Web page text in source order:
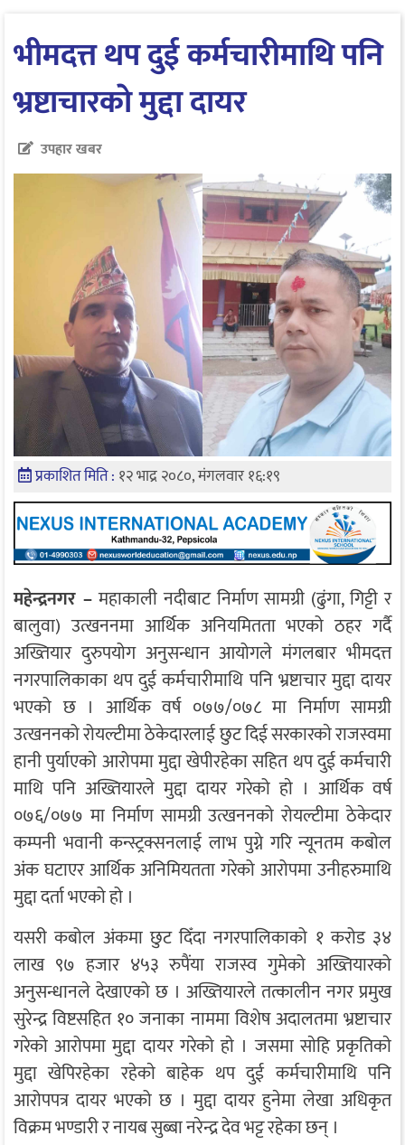
भीमदत्त थप दुई कर्मचारीमाथि पनि
भ्रष्टाचारकाे मुद्दा दायर
उपहार खबर
प्रकाशित मिति : १२ भाद्र २०८०, मंगलवार १६:१९
महेन्द्रनगर –महाकाली नदीबाट निर्माण सामग्री (ढुंगा, गिट्टी र
बालुवा) उत्खननमा आर्थिक अनियमितता भएको ठहर गर्दै
अख्तियार दुरुपयोग अनुसन्धान आयोगले मंगलबार भीमदत्त
नगरपालिकाका थप दुई कर्मचारीमाथि पनि भ्रष्टाचार मुद्दा दायर
भएको छ । आर्थिक वर्ष ०७७/०७८ मा निर्माण सामग्री
उत्खननको रोयल्टीमा ठेकेदारलाई छुट दिई सरकारकाे राजस्वमा
हानी पुर्याएकाे आरोपमा मुद्दा खेपीरहेका सहित थप दुई कर्मचारी
माथि पनि अख्तियारले मुद्दा दायर गरेको हाे । आर्थिक वर्ष
०७६/०७७ मा निर्माण सामग्री उत्खननको रोयल्टीमा ठेकेदार
कम्पनी भवानी कन्स्ट्रक्सनलाई लाभ पुग्ने गरि न्यूनतम कबोल
अंक घटाएर आर्थिक अनिमियतता गरेको आरोपमा उनीहरुमाथि
मुद्दा दर्ता भएको हो ।
यसरी कबोल अंकमा छुट दिँदा नगरपालिकाको १ करोड ३४
लाख ९७ हजार ४५३ रुपैंया राजस्व गुमेको अख्तियारको
अनुसन्धानले देखाएको छ । अख्तियारले तत्कालीन नगर प्रमुख
सुरेन्द्र विष्टसहित १० जनाका नाममा विशेष अदालतमा भ्रष्टाचार
गरेको आरोपमा मुद्दा दायर गरेको हाे । जसमा साेहि प्रकृतिकाे
मुद्दा खेपिरहेका रहेकाे बाहेक थप दुई कर्मचारीमाथि पनि
आरोपपत्र दायर भएको छ । मुद्दा दायर हुनेमा लेखा अधिकृत
विक्रम भण्डारी र नायब सुब्बा नरेन्द्र देव भट्ट रहेका छन् ।